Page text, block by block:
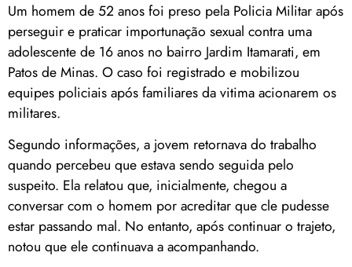
Um homem de 52 anos foi preso pela Policia Militar após
perseguir e praticar importunação sexual contra uma
adolescente de 16 anos no bairro Jardim Itamarati, em
Patos de Minas. O caso foi registrado e mobilizou
equipes policiais após familiares da vitima acionarem os
militares.
Segundo informações, a jovem retornava do trabalho
quando percebeu que estava sendo seguida pelo
suspeito. Ela relatou que, inicialmente, chegou a
conversar com o homem por acreditar que cle pudesse
estar passando mal. No entanto, após continuar o trajeto,
notou que ele continuava a acompanhando.